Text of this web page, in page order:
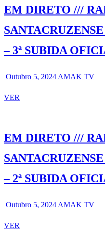
EM DIRETO ///
– 3ª SUBIDA
Outubro 5, 2024 AMAK TV
VER
EM DIRETO ///
– 2ª SUBIDA
Outubro 5, 2024 AMAK TV
VER